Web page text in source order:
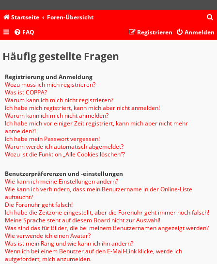
Startseite Foren-Übersicht
c
FAQ Anmelden
Registrieren
Häufig gestellte Fragen
Registrierung und Anmeldung
Wozu muss ich mich registrieren?
Was ist COPPA?
Warum kann ich mich nicht registrieren?
Ich habe mich registriert, kann mich aber nicht anmelden!
Warum kann ich mich nicht anmelden?
Ich habe mich vor einiger Zeit registriert, kann mich aber nicht mehr
anmelden?!
Ich habe mein Passwort vergessen!
Warum werde ich automatisch abgemeldet?
Wozu ist die Funktion „Alle Cookies löschen“?
Benutzerpräferenzen und -einstellungen
Wie kann ich meine Einstellungen ändern?
Wie kann ich verhindern, dass mein Benutzername in der Online-Liste
auftaucht?
Die Forenuhr geht falsch!
Ich habe die Zeitzone eingestellt, aber die Forenuhr geht immer noch falsch!
Meine Sprache steht auf diesem Board nicht zur Auswahl!
Was sind das für Bilder, die bei meinem Benutzernamen angezeigt werden?
Wie verwende ich einen Avatar?
Was ist mein Rang und wie kann ich ihn ändern?
Wenn ich bei einem Benutzer auf den E-Mail-Link klicke, werde ich
aufgefordert, mich anzumelden.